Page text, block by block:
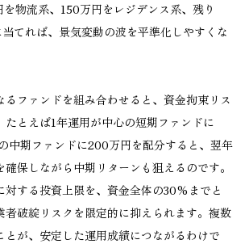
物流系、150万円をレジデンス系、残り
てれば、景気変動の波を平準化しやすくな
るファンドを組み合わせると、資金拘束リス
たとえば1年運用が中心の短期ファンドに
中期ファンドに200万円を配分すると、翌年
保しながら中期リターンも狙えるのです。
対する投資上限を、資金全体の30%までと
者破綻リスクを限定的に抑えられます。複数
とが、安定した運用成績につながるわけで